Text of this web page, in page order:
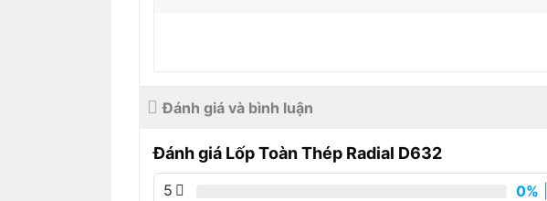
Đánh giá và bình luận
Đánh giá Lốp Toàn Thép Radial D632
5 0%